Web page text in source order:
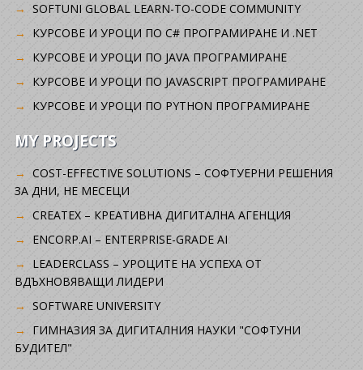
SOFTUNI GLOBAL LEARN-TO-CODE COMMUNITY
КУРСОВЕ И УРОЦИ ПО C# ПРОГРАМИРАНЕ И .NET
КУРСОВЕ И УРОЦИ ПО JAVA ПРОГРАМИРАНЕ
КУРСОВЕ И УРОЦИ ПО JAVASCRIPT ПРОГРАМИРАНЕ
КУРСОВЕ И УРОЦИ ПО PYTHON ПРОГРАМИРАНЕ
MY PROJECTS
COST-EFFECTIVE SOLUTIONS – СОФТУЕРНИ РЕШЕНИЯ
ЗА ДНИ, НЕ МЕСЕЦИ
CREATEX – КРЕАТИВНА ДИГИТАЛНА АГЕНЦИЯ
ENCORP.AI – ENTERPRISE-GRADE AI
LEADERCLASS – УРОЦИТЕ НА УСПЕХА ОТ
ВДЪХНОВЯВАЩИ ЛИДЕРИ
SOFTWARE UNIVERSITY
ГИМНАЗИЯ ЗА ДИГИТАЛНИЯ НАУКИ "СОФТУНИ
БУДИТЕЛ"